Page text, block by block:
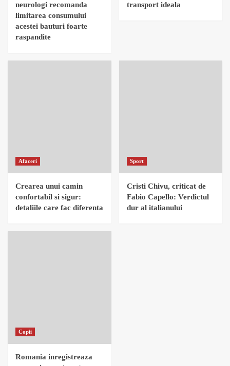
neurologi recomanda
limitarea consumului
acestei bauturi foarte
raspandite
transport ideala
Afaceri
Crearea unui camin
confortabil si sigur:
detaliile care fac diferenta
Sport
Cristi Chivu, criticat de
Fabio Capello: Verdictul
dur al italianului
Copii
Romania inregistreaza